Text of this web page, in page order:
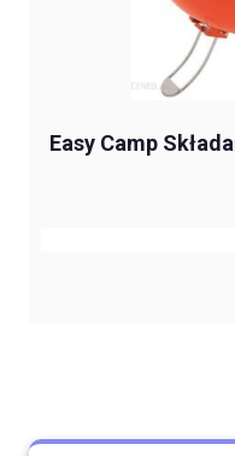
Easy Camp